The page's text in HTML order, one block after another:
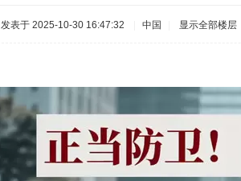
发表于 2025-10-30 16:47:32 中国 显示全部楼层